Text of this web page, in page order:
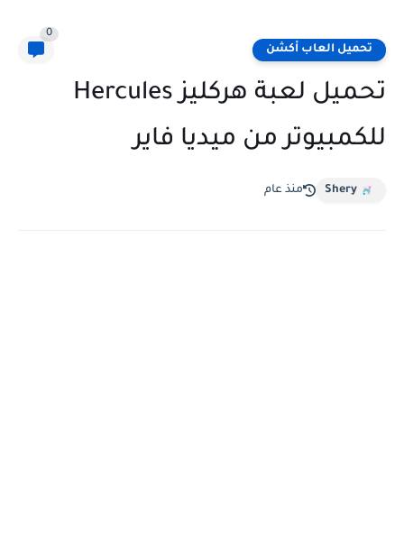
تحميل العاب أكشن
0
تحميل لعبة هركليز Hercules
للكمبيوتر من ميديا فاير
Shery منذ عام